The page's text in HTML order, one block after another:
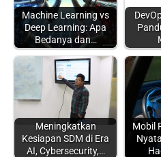
Machine Learning vs
Deep Learning: Apa
Bedanya dan…
Meningkatkan
Kesiapan SDM di Era
AI, Cybersecurity,…
Mobil